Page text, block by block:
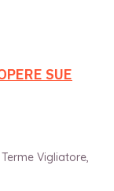
SUE
Vigliatore,